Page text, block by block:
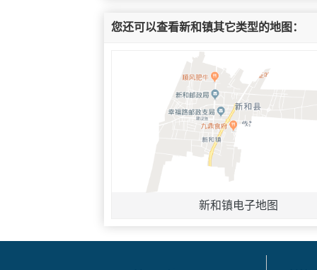
您还可以查看新和镇其它类型的地图：
新和镇电子地图